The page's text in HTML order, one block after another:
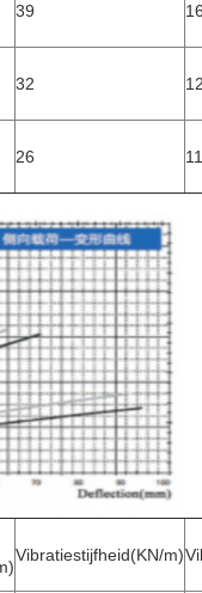
39
32
26 11
Vibratiestijfheid(KN/m)